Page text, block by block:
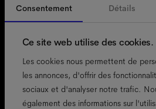
Consentement Détails
Ce site web utilise des cookies.
Les cookies nous permettent de
les annonces, d'offrir des
sociaux et d'analyser notre trafic.
également des informations sur
Belgique
accessibilité